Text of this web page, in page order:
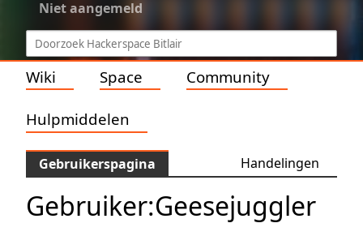
Niet aangemeld
Wiki Space Community
Hulpmiddelen
Gebruikerspagina Handelingen
Gebruiker:Geesejuggler